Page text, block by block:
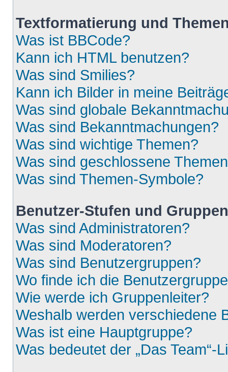
Textformatierung und
Was ist BBCode?
Kann ich HTML benutzen?
Was sind Smilies?
Kann ich Bilder in meine
Was sind globale
Was sind Bekanntmachungen?
Was sind wichtige Themen?
Was sind geschlossene
Was sind Themen-Symbole?
Benutzer-Stufen und Gruppen
Was sind Administratoren?
Was sind Moderatoren?
Was sind Benutzergruppen?
Wo finde ich die
Wie werde ich Gruppenleiter?
Weshalb werden verschiedene
Was ist eine Hauptgruppe?
Was bedeutet der „Das Team“-